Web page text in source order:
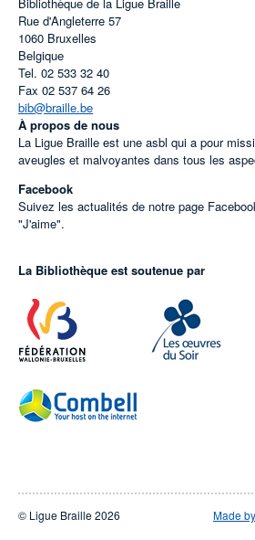
Rue d'Angleterre 57
1060 Bruxelles
Belgique
Tel. 02 533 32 40
Fax 02 537 64 26
bib@braille.be
À propos de nous
La Ligue Braille est une asbl qui a pour
aveugles et malvoyantes dans tous les
Facebook
Suivez les actualités de notre page
"J'aime".
La Bibliothèque est soutenue par
© Ligue Braille 2026 Made